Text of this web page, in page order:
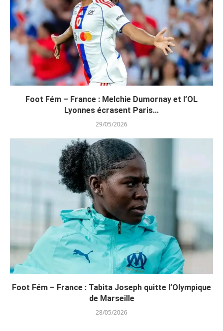
Foot Fém – France : Melchie Dumornay et l’OL
Lyonnes écrasent Paris...
29/05/2026
Foot Fém – France : Tabita Joseph quitte l’Olympique
de Marseille
28/05/2026